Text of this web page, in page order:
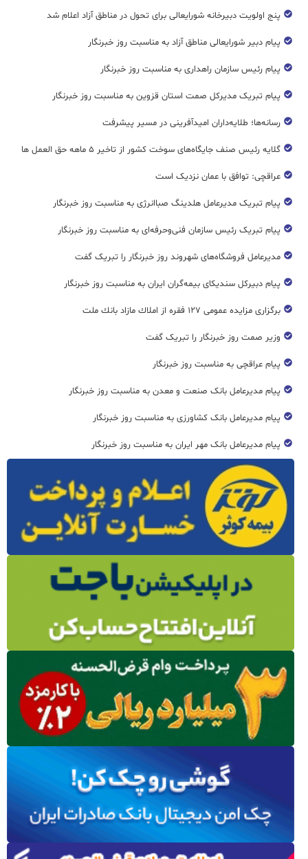
پنج اولویت دبیرخانه شورایعالی برای تحول در مناطق آزاد اعلام شد
پیام دبیر شورایعالی مناطق آزاد به مناسبت روز خبرنگار
پیام رئیس سازمان راهداری به مناسبت روز خبرنگار
پیام تبریک مدیرکل صمت استان قزوین به مناسبت روز خبرنگار
رسانه‌ها؛ طلایه‌داران امیدآفرینی در مسیر پیشرفت
گلایه رئیس صنف جایگاه‌های سوخت کشور از تاخیر ۵ ماهه حق العمل ها
عراقچی: توافق با عمان نزدیک است
پیام تبریک مدیرعامل هلدینگ صباانرژی به مناسبت روز خبرنگار
پیام تبریک رئیس سازمان فنی‌و‌حرفه‌ای به مناسبت روز خبرنگار
مدیرعامل فروشگاه‌های شهروند روز خبرنگار را تبریک گفت
پیام دبیرکل سندیکای بیمه‌گران ایران به مناسبت روز خبرنگار
برگزاری مزایده عمومی ۱۲۷ فقره از املاك مازاد بانك ملت
وزیر صمت روز خبرنگار را تبریک گفت
پیام عراقچی به مناسبت روز خبرنگار
پیام مدیرعامل بانک صنعت و معدن به مناسبت روز خبرنگار
پیام مدیرعامل بانک کشاورزی به مناسبت روز خبرنگار
پیام مدیرعامل بانک مهر ایران به مناسبت روز خبرنگار